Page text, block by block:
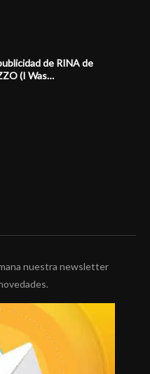
de RINA de
(I Was…
nuestra newsletter